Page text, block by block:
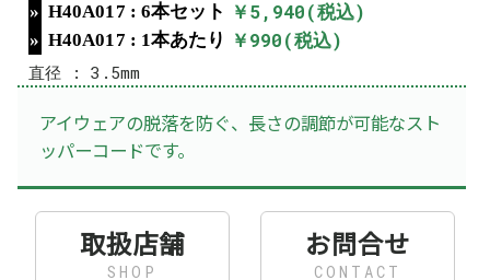
H40A017 : 6本セット ￥5,940(税込)
H40A017 : 1本あたり ￥990(税込)
直径 : 3.5mm
アイウェアの脱落を防ぐ、長さの調節が可能なスト
ッパーコードです。
取扱店舗
SHOP
お問合せ
CONTACT